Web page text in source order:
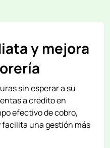
y mejora
sin esperar a su
a crédito en
efectivo de cobro,
facilita una gestión más